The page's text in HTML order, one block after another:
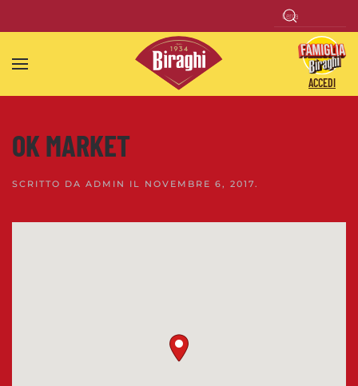
Skip to main content
ACCEDI
OK MARKET
SCRITTO DA ADMIN IL NOVEMBRE 6, 2017.